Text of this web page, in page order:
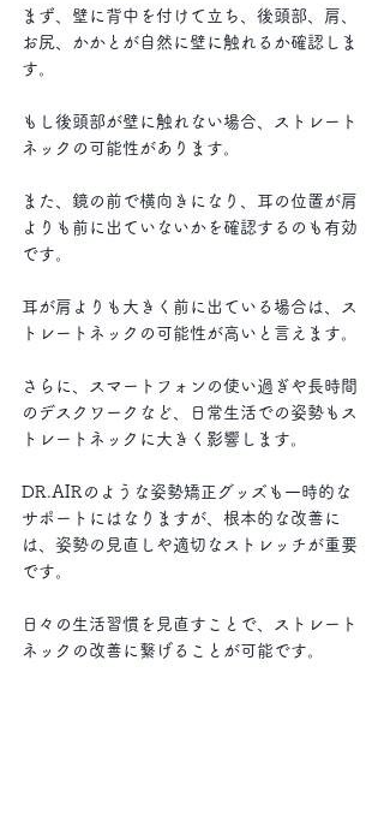
まず、壁に背中を付けて立ち、後頭部、肩、
お尻、かかとが自然に壁に触れるか確認しま
す。
もし後頭部が壁に触れない場合、ストレート
ネックの可能性があります。
また、鏡の前で横向きになり、耳の位置が肩
よりも前に出ていないかを確認するのも有効
です。
耳が肩よりも大きく前に出ている場合は、ス
トレートネックの可能性が高いと言えます。
さらに、スマートフォンの使い過ぎや長時間
のデスクワークなど、日常生活での姿勢もス
トレートネックに大きく影響します。
DR.AIRのような姿勢矯正グッズも一時的な
サポートにはなりますが、根本的な改善に
は、姿勢の見直しや適切なストレッチが重要
です。
日々の生活習慣を見直すことで、ストレート
ネックの改善に繋げることが可能です。